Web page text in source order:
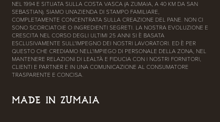
NEL 1994 E SITUATA SULLA COSTA VASCA (A ZUMAIA, A 40 KM DA SAN
SEBASTIAN). SIAMO UN'AZIENDA DI STAMPO FAMILIARE,
COMPLETAMENTE CONCENTRATA SULLA CREAZIONE DEL PANE. NON CI
SONO SCORCIATOIE O INGREDIENTI SEGRETI. LA NOSTRA EVOLUZIONE E
CRESCITA NEL CORSO DEGLI ULTIMI 25 ANNI SI È BASATA
ESCLUSIVAMENTE SULL'IMPEGNO DEI NOSTRI LAVORATORI. ED È PER
QUESTO CHE CREDIAMO NELL'IMPIEGO DI PERSONALE DELLA ZONA, NEL
MANTENERE RELAZIONI DI LEALTÀ E FIDUCIA CON I NOSTRI FORNITORI,
CLIENTI E PARTNER E IN UNA COMUNICAZIONE AL CONSUMATORE
TRASPARENTE E CONCISA.
MADE IN ZUMAIA